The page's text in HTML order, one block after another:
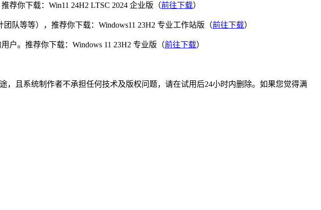
你下载：Win11 24H2 LTSC 2024 企业版（前往下载）
等等），推荐你下载：Windows11 23H2 专业工作站版（前往下载）
。推荐你下载：Windows 11 23H2 专业版（前往下载）
且系统制作者不承担任何技术及版权问题，请在试用后24小时内删除。如果您觉得满